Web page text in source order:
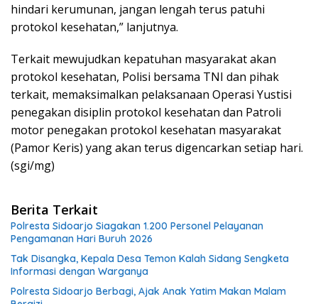
hindari kerumunan, jangan lengah terus patuhi
protokol kesehatan,” lanjutnya.
Terkait mewujudkan kepatuhan masyarakat akan
protokol kesehatan, Polisi bersama TNI dan pihak
terkait, memaksimalkan pelaksanaan Operasi Yustisi
penegakan disiplin protokol kesehatan dan Patroli
motor penegakan protokol kesehatan masyarakat
(Pamor Keris) yang akan terus digencarkan setiap hari.
(sgi/mg)
Berita Terkait
Polresta Sidoarjo Siagakan 1.200 Personel Pelayanan
Pengamanan Hari Buruh 2026
Tak Disangka, Kepala Desa Temon Kalah Sidang Sengketa
Informasi dengan Warganya
Polresta Sidoarjo Berbagi, Ajak Anak Yatim Makan Malam